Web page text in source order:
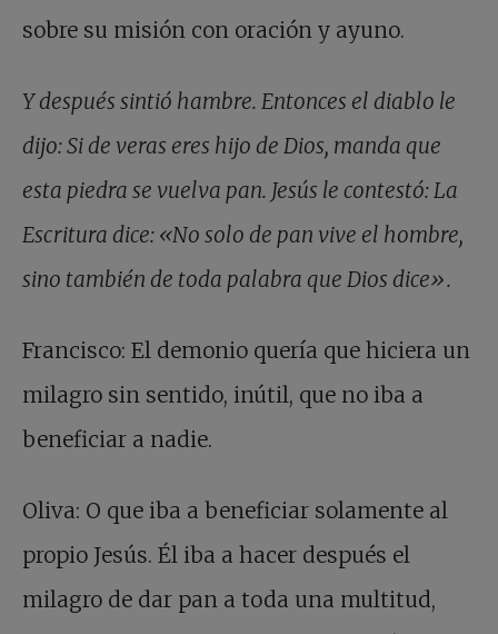
sobre su misión con oración y ayuno.
Y después sintió hambre. Entonces el diablo le
dijo: Si de veras eres hijo de Dios, manda que
esta piedra se vuelva pan. Jesús le contestó: La
Escritura dice: «No solo de pan vive el hombre,
sino también de toda palabra que Dios dice».
Francisco: El demonio quería que hiciera un
milagro sin sentido, inútil, que no iba a
beneficiar a nadie.
Oliva: O que iba a beneficiar solamente al
propio Jesús. Él iba a hacer después el
milagro de dar pan a toda una multitud,